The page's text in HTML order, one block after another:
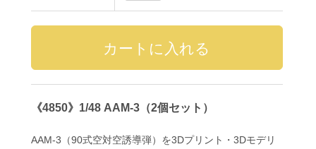
《4850》1/48 AAM-3（2個セット）
AAM-3（90式空対空誘導弾）を3Dプリント・3Dモデリ